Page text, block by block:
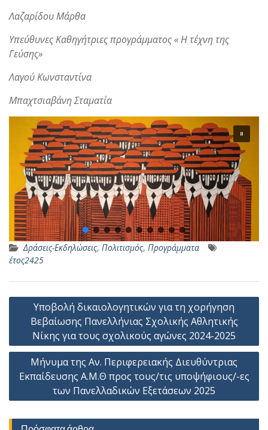
Λαζαρίδου Μάρθα
Υπεύθυνες Καθηγήτριες προγράμματος «Η τέχνη της
Γεύσης»
Λαγού Κωνσταντίνα
Μπαχτσιαβάνη Σταματία
Δράσεις-Εκδηλώσεις, Πολιτισμός, Προγράμματα
έτος2425
Πλοήγηση
άρθρων
Υποβολή δικαιολογητικών για τη χορήγηση
Βεβαίωσης Πανελλήνιας Σχολικής Αθλητικής
Νίκης για τους σχολικούς αγώνες 2024-2025
Μήνυμα της Αν. Περιφερειακής Διευθύντριας
Εκπαίδευσης Α.Μ.Θ προς τους/τις υποψήφιους/-ες
των Πανελλαδικών Εξετάσεων 2025